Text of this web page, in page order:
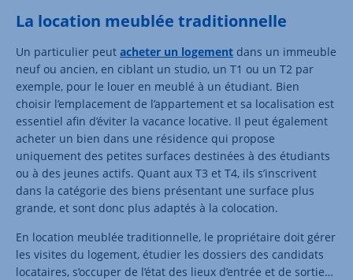
La location meublée traditionnelle
Un particulier peut acheter un logement dans un immeuble
neuf ou ancien, en ciblant un studio, un T1 ou un T2 par
exemple, pour le louer en meublé à un étudiant. Bien
choisir l’emplacement de l’appartement et sa localisation est
essentiel afin d’éviter la vacance locative. Il peut également
acheter un bien dans une résidence qui propose
uniquement des petites surfaces destinées à des étudiants
ou à des jeunes actifs. Quant aux T3 et T4, ils s’inscrivent
dans la catégorie des biens présentant une surface plus
grande, et sont donc plus adaptés à la colocation.
En location meublée traditionnelle, le propriétaire doit gérer
les visites du logement, étudier les dossiers des candidats
locataires, s’occuper de l’état des lieux d’entrée et de sortie…